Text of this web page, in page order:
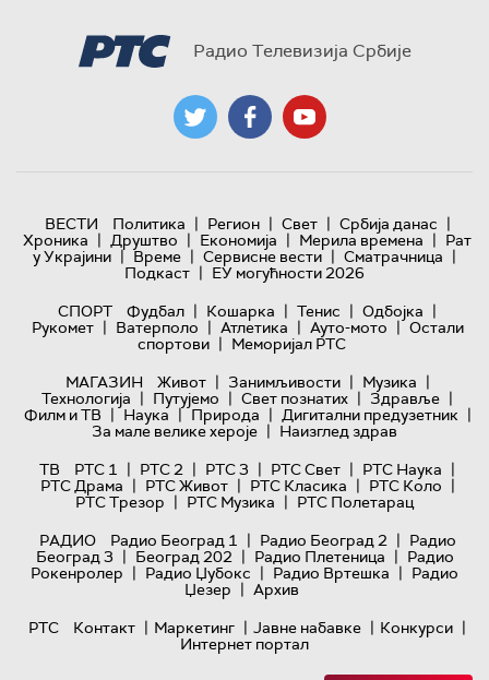
Радио Телевизија Србије
ВЕСТИ Политика | Регион | Свет | Србија данас |
Хроника | Друштво | Економија | Мерила времена | Рат
у Украјини | Време | Сервисне вести | Сматрачница |
Подкаст | ЕУ могућности 2026
СПОРТ
Фудбал | Кошарка | Тенис | Одбојка |
Рукомет | Ватерполо | Атлетика | Ауто-мото | Остали
спортови | Меморијал РТС
МАГАЗИН
Живот | Занимљивости | Музика |
Технологијa | Путујемо | Свет познатих | Здравље |
Филм и ТВ | Наука | Природа | Дигитални предузетник |
За мале велике хероје | Наизглед здрав
ТВ
РТС 1 | РТС 2 | РТС 3 | РТС Свет | РТС Наука |
РТС Драма | РТС Живот | РТС Класика | РТС Коло |
РТС Трезор | РТС Музика | РТС Полетарац
РАДИО
Радио Београд 1 | Радио Београд 2 | Радио
Београд 3 | Београд 202 | Радио Плетеница | Радио
Рокенролер | Радио Џубокс | Радио Вртешка | Радио
Џезер | Архив
РТС
Контакт | Маркетинг | Јавне набавке | Конкурси |
Интернет портал